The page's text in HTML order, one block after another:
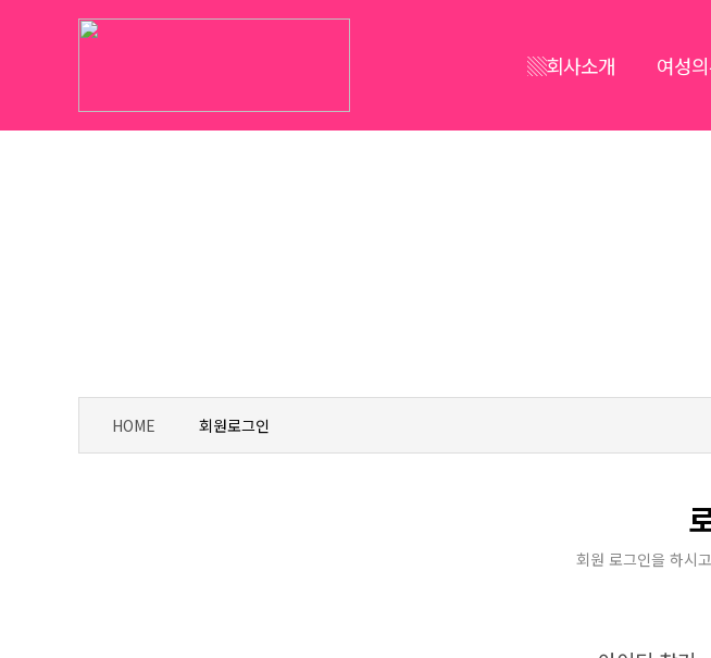
▒회사소개 여성
HOME 회원로그인
회원 로그인을 하시